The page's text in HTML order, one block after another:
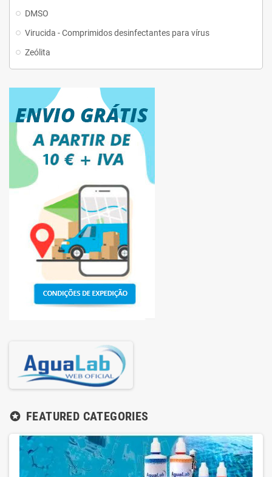
DMSO
Virucida - Comprimidos desinfectantes para vírus
Zeólita
stars FEATURED CATEGORIES